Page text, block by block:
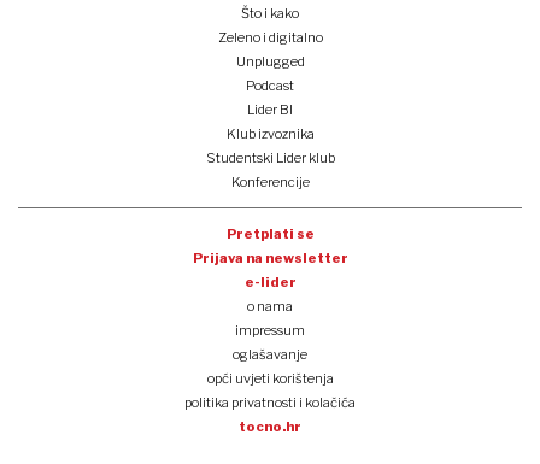
Što i kako
Zeleno i digitalno
Unplugged
Podcast
Lider BI
Klub izvoznika
Studentski Lider klub
Konferencije
Pretplati se
Prijava na newsletter
e-lider
o nama
impressum
oglašavanje
opći uvjeti korištenja
politika privatnosti i kolačića
tocno.hr